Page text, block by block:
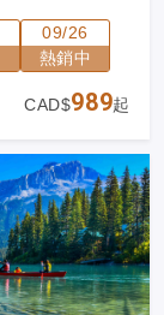
09/26
熱銷中
CAD$989起